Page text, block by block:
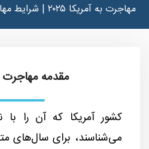
مهاجرت به آمریکا ۲۰۲۵ | شرایط مهاجرت به امریکا برای ایرانیان
مقدمه مهاجرت
کشور آمریکا که آن را
می‌شناسند، برای سال‌های